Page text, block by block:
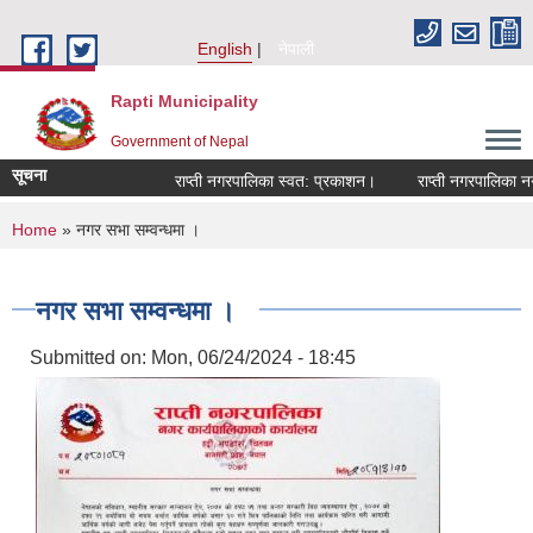
English
नेपाली
Rapti Municipality
Government of Nepal
सूचना राप्ती नगरपालिका स्वत: प्रकाशन। राप्ती नगरपालिका
You are here
Home » नगर सभा सम्वन्धमा ।
नगर सभा सम्वन्धमा ।
Submitted on: Mon, 06/24/2024 - 18:45